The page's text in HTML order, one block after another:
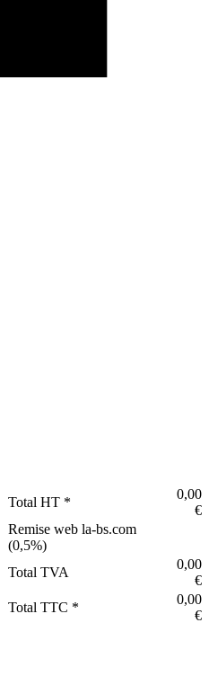
Total HT *
0,00
€
Remise web la-bs.com
(0,5%)
Total TVA
0,00
€
Total TTC *
0,00
€